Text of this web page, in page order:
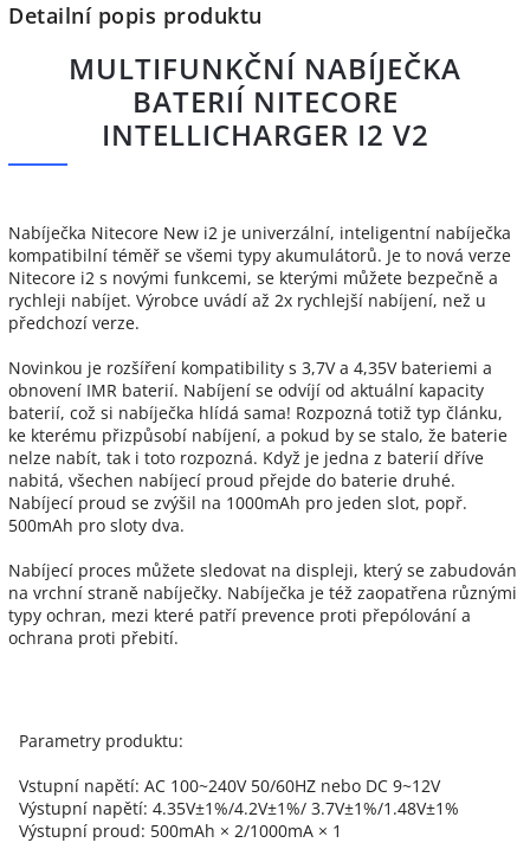
Detailní popis produktu
MULTIFUNKČNÍ NABÍJEČKA
BATERIÍ NITECORE
INTELLICHARGER I2 V2
Nabíječka Nitecore New i2 je univerzální, inteligentní nabíječka
kompatibilní téměř se všemi typy akumulátorů. Je to nová verze
Nitecore i2 s novými funkcemi, se kterými můžete bezpečně a
rychleji nabíjet. Výrobce uvádí až 2x rychlejší nabíjení, než u
předchozí verze.
Novinkou je rozšíření kompatibility s 3,7V a 4,35V bateriemi a
obnovení IMR baterií. Nabíjení se odvíjí od aktuální kapacity
baterií, což si nabíječka hlídá sama! Rozpozná totiž typ článku,
ke kterému přizpůsobí nabíjení, a pokud by se stalo, že baterie
nelze nabít, tak i toto rozpozná. Když je jedna z baterií dříve
nabitá, všechen nabíjecí proud přejde do baterie druhé.
Nabíjecí proud se zvýšil na 1000mAh pro jeden slot, popř.
500mAh pro sloty dva.
Nabíjecí proces můžete sledovat na displeji, který se zabudován
na vrchní straně nabíječky. Nabíječka je též zaopatřena různými
typy ochran, mezi které patří prevence proti přepólování a
ochrana proti přebití.
Parametry produktu:
Vstupní napětí: AC 100~240V 50/60HZ nebo DC 9~12V
Výstupní napětí: 4.35V±1%/4.2V±1%/ 3.7V±1%/1.48V±1%
Výstupní proud: 500mAh × 2/1000mA × 1